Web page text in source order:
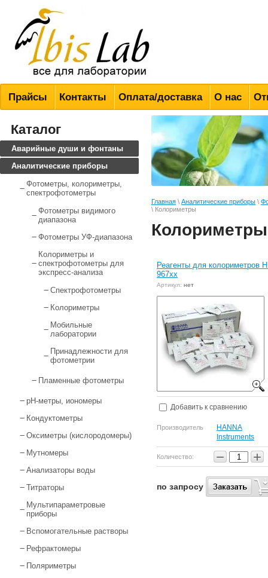
Всё для лабораторий
Прайсы Контакты Оплата/доставка О нас
Главная \ Аналитические приборы \
\ Колориметры
Колориметры
Реагенты для колориметров
967xx
Артикул: нет
Добавить к сравнению
Производитель
HANNA
Instruments
Количество: − +
по запросу
Каталог
Аварийные души и фонтаны
Аналитические приборы
Фотометры, колориметры,
спектрофотометры
Фотометры видимого
диапазона
Фотометры УФ-диапазона
Колориметры и
спектрофотометры для
экспресс-анализа
Спектрофотометры
Колориметры
Мобильные
лаборатории
Принадлежности для
фотометрии
Пламенные фотометры
pH-метры, иономеры
Кондуктометры
Оксиметры (кислородомеры)
Мутномеры
Анализаторы воды
Титраторы
Мультипараметровые
приборы
Вспомогательные растворы
Рефрактомеры
Поляриметры